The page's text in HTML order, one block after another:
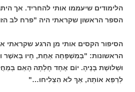
הלימודים שיעממו אותי להחריד. אך
הספר הראשון שקראתי היה "פרח לב
הסיפור הקסים אותי מן הרגע שקראתי
הראשונות: "בְּמִשְׁפָּחָה אַחַת, חָיוּ בְּאשֶׁר
וּשְׁלושֶׁת בָּנֶיהָ. יוֹם אֶחָד חָלְתָה הָאֵם
לְרַפֵּא אוֹתָהּ, אַךְ לֹא הִצְלִיחוּ…"